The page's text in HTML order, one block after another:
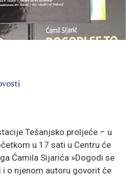
Tešanjsko proljeće – u
u 17 sati u Centru će
Ćamila Sijarića »Dogodi se
i o njenom autoru govorit će